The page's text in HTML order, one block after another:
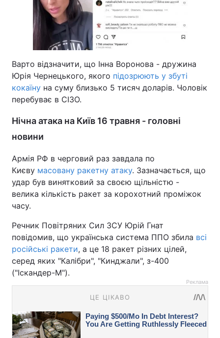
Варто відзначити, що Інна Воронова - дружина
Юрія Чернецького, якого підозрюють у збуті
кокаїну на суму близько 5 тисяч доларів. Чоловік
перебуває в СІЗО.
Нічна атака на Київ 16 травня - головні
новини
Армія РФ в черговий раз завдала по
Києву масовану ракетну атаку. Зазначається, що
удар був винятковий за своєю щільністю -
велика кількість ракет за корохотний проміжок
часу.
Речник Повітряних Сил ЗСУ Юрій Гнат
повідомив, що українська система ППО збила всі
російські ракети, а це 18 ракет різних цілей,
серед яких "Калібри", "Кинджали", з-400
("Іскандер-М").
Реклама